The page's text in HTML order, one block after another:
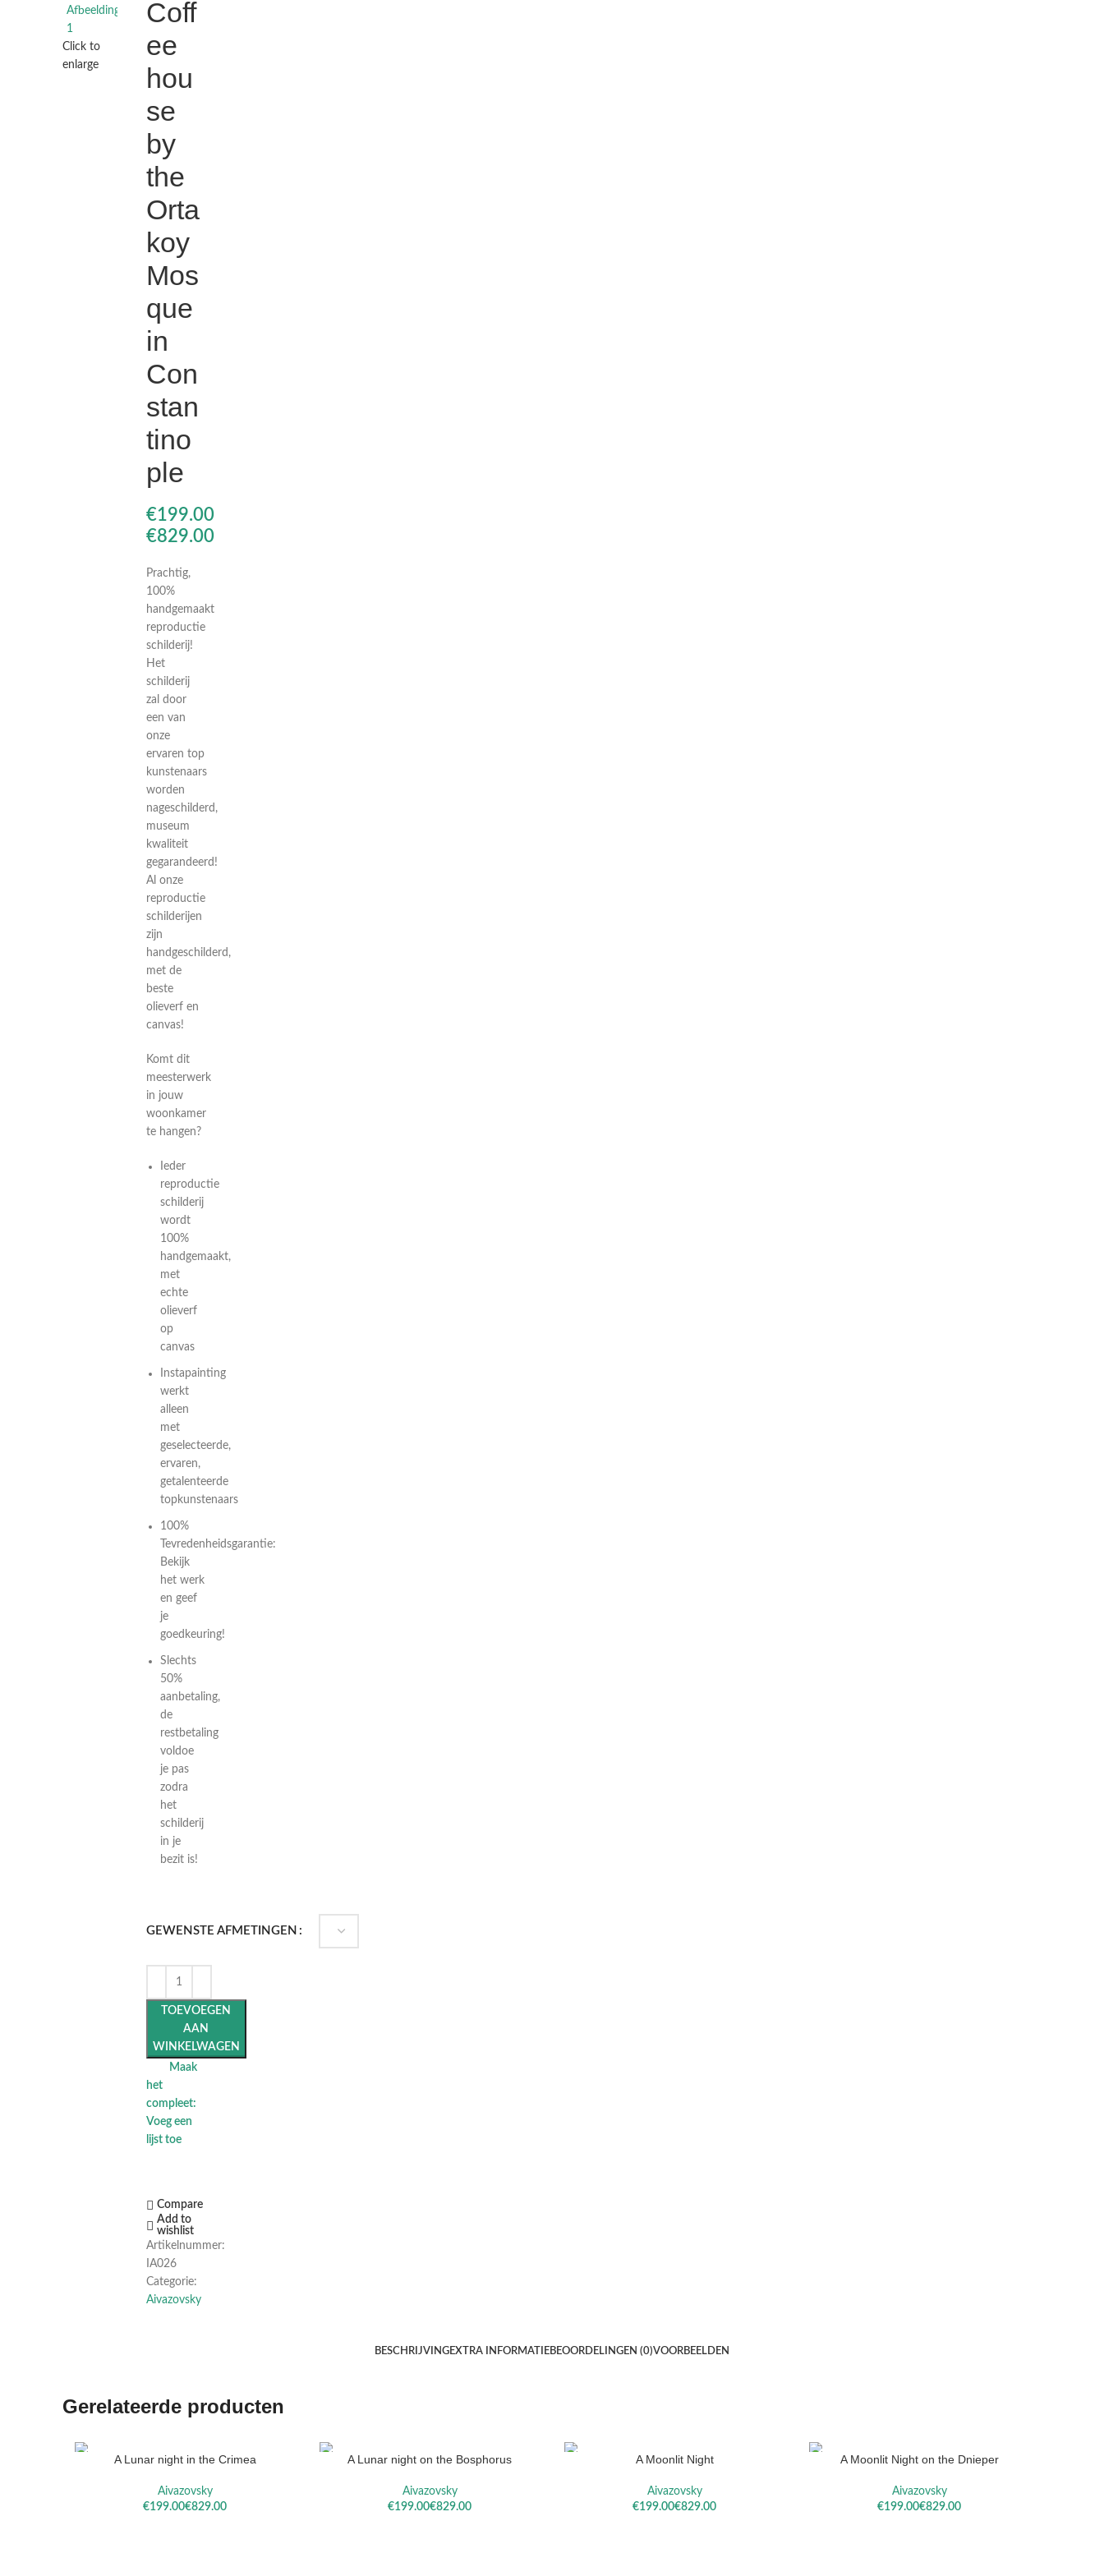
Click to
enlarge
€
Coff
ee
hou
se
by
the
Orta
koy
Mos
que
in
Con
stan
tino
ple
€
€
Prachtig,
100%
handgemaakt
reproductie
schilderij!
Het
schilderij
zal door
een van
onze
ervaren top
kunstenaars
worden
nageschilderd,
museum
kwaliteit
gegarandeerd!
Al onze
reproductie
schilderijen
zijn
handgeschilderd,
met de
beste
olieverf en
canvas!
Komt dit
meesterwerk
in jouw
woonkamer
te hangen?
Ieder
reproductie
schilderij
wordt
100%
handgemaakt,
met
echte
olieverf
op
canvas
Instapainting
werkt
alleen
met
geselecteerde,
ervaren,
getalenteerde
topkunstenaars
100%
Tevredenheidsgarantie:
Bekijk
het werk
en geef
je
goedkeuring!
Slechts
50%
aanbetaling,
de
restbetaling
voldoe
je pas
zodra
het
schilderij
in je
bezit is!
GEWENSTE AFMETINGEN
TOEVOEGEN
AAN
WINKELWAGEN
Maak
het
compleet:
Voeg een
lijst toe
Compare
Add to
wishlist
Artikelnummer:
IA026
Categorie:
Aivazovsky
BESCHRIJVINGEXTRA INFORMATIEBEOORDELINGEN (0)VOORBEELDEN
Gerelateerde producten
OPTIES SELECTEREN
A Lunar night in the Crimea
Aivazovsky
€
€
OPTIES SELECTEREN
A Lunar night on the Bosphorus
Aivazovsky
€
€
OPTIES SELECTERENA Moonlit Night
Aivazovsky
€
€
OPTIES SELECTEREN
A Moonlit Night on the Dnieper
Aivazovsky
€
€